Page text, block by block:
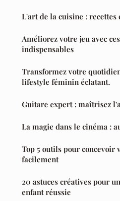
L'art de la cuisine :
Améliorez votre jeu avec
indispensables
Transformez votre
lifestyle féminin éclatant.
Guitare expert : maîtrisez
La magie dans le cinéma :
Top 5 outils pour concevoir
facilement
20 astuces créatives pour
enfant réussie